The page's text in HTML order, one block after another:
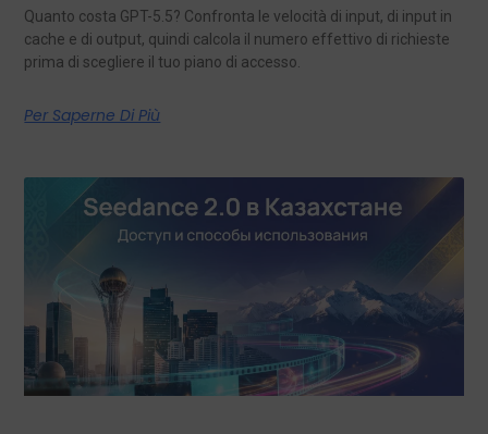
Quanto costa GPT-5.5? Confronta le velocità di input, di input in
cache e di output, quindi calcola il numero effettivo di richieste
prima di scegliere il tuo piano di accesso.
Per Saperne Di Più